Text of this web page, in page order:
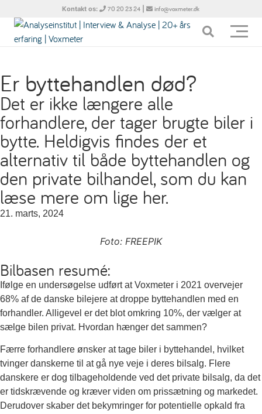
Kontakt os: 70 20 23 24 | info@voxmeter.dk
Er byttehandlen død?
Det er ikke længere alle
forhandlere, der tager brugte biler i
bytte. Heldigvis findes der et
alternativ til både byttehandlen og
den private bilhandel, som du kan
læse mere om lige her.
21. marts, 2024
Foto: FREEPIK
Bilbasen resumé:
Ifølge en undersøgelse udført at Voxmeter i 2021 overvejer
68% af de danske bilejere at droppe byttehandlen med en
forhandler. Alligevel er det blot omkring 10%, der vælger at
sælge bilen privat. Hvordan hænger det sammen?
Færre forhandlere ønsker at tage biler i byttehandel, hvilket
tvinger danskerne til at gå nye veje i deres bilsalg. Flere
danskere er dog tilbageholdende ved det private bilsalg, da det
er tidskrævende og kræver viden om prissætning og markedet.
Derudover skaber det bekymringer for potentielle opkald fra